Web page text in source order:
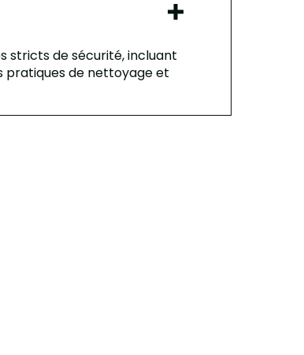
stricts de sécurité, incluant
pratiques de nettoyage et